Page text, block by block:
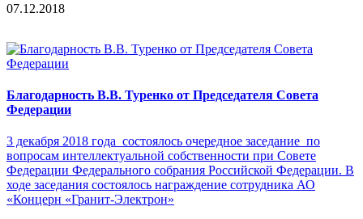
07.12.2018
Благодарность В.В. Туренко от Председателя Совета
Федерации
3 декабря 2018 года состоялось очередное заседание по
вопросам интеллектуальной собственности при Совете
Федерации Федерального собрания Российской Федерации. В
ходе заседания состоялось награждение сотрудника АО
«Концерн «Гранит-Электрон»